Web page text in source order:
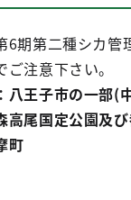
6期第二種シカ
注意下さい。
八王子市の一部(
高尾国定公園及
町